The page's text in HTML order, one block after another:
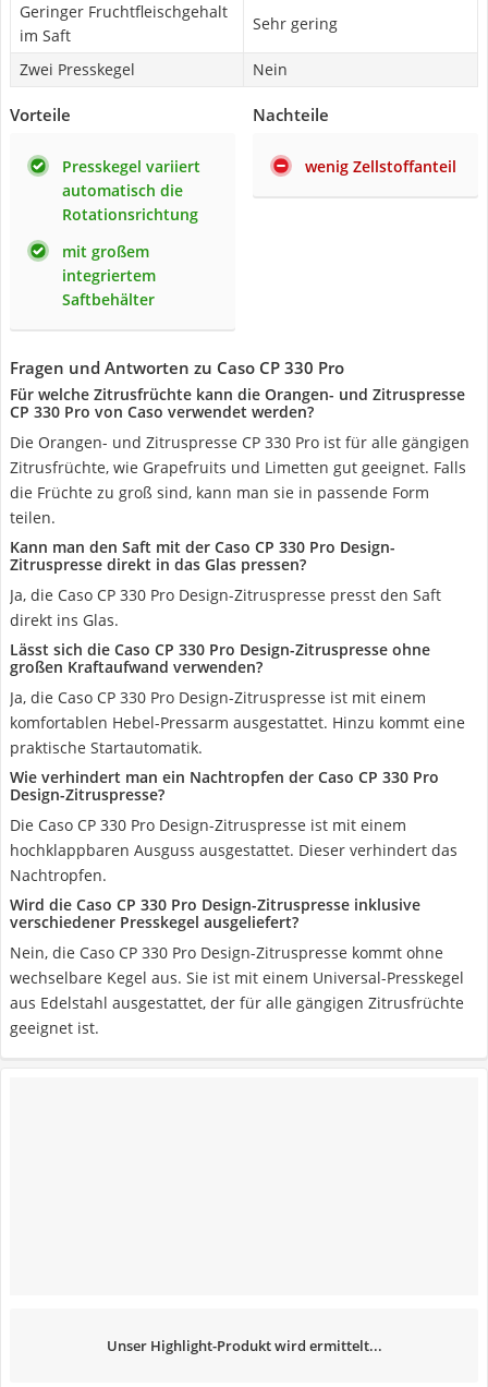
Geringer Fruchtfleischgehalt
im Saft
Sehr gering
Zwei Presskegel Nein
Vorteile
Presskegel variiert
automatisch die
Rotationsrichtung
mit großem
integriertem
Saftbehälter
Nachteile
wenig Zellstoffanteil
Fragen und Antworten zu Caso CP 330 Pro
Für welche Zitrusfrüchte kann die Orangen- und Zitruspresse
CP 330 Pro von Caso verwendet werden?
Die Orangen- und Zitruspresse CP 330 Pro ist für alle gängigen
Zitrusfrüchte, wie Grapefruits und Limetten gut geeignet. Falls
die Früchte zu groß sind, kann man sie in passende Form
teilen.
Kann man den Saft mit der Caso CP 330 Pro Design-
Zitruspresse direkt in das Glas pressen?
Ja, die Caso CP 330 Pro Design-Zitruspresse presst den Saft
direkt ins Glas.
Lässt sich die Caso CP 330 Pro Design-Zitruspresse ohne
großen Kraftaufwand verwenden?
Ja, die Caso CP 330 Pro Design-Zitruspresse ist mit einem
komfortablen Hebel-Pressarm ausgestattet. Hinzu kommt eine
praktische Startautomatik.
Wie verhindert man ein Nachtropfen der Caso CP 330 Pro
Design-Zitruspresse?
Die Caso CP 330 Pro Design-Zitruspresse ist mit einem
hochklappbaren Ausguss ausgestattet. Dieser verhindert das
Nachtropfen.
Wird die Caso CP 330 Pro Design-Zitruspresse inklusive
verschiedener Presskegel ausgeliefert?
Nein, die Caso CP 330 Pro Design-Zitruspresse kommt ohne
wechselbare Kegel aus. Sie ist mit einem Universal-Presskegel
aus Edelstahl ausgestattet, der für alle gängigen Zitrusfrüchte
geeignet ist.
Unser Highlight-Produkt wird ermittelt...